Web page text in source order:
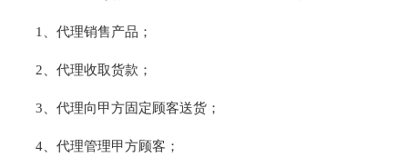
1、代理销售产品；
2、代理收取货款；
3、代理向甲方固定顾客送货；
4、代理管理甲方顾客；